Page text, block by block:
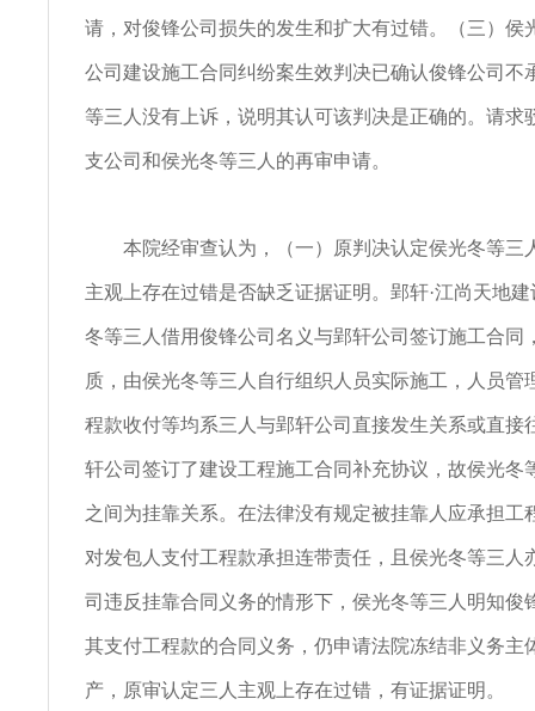
请，对俊锋公司损失的发生和扩大有过错。（三）侯
公司建设施工合同纠纷案生效判决已确认俊锋公司不
等三人没有上诉，说明其认可该判决是正确的。请求
支公司和侯光冬等三人的再审申请。
本院经审查认为，（一）原判决认定侯光冬等三
主观上存在过错是否缺乏证据证明。郢轩·江尚天地
冬等三人借用俊锋公司名义与郢轩公司签订施工合同
质，由侯光冬等三人自行组织人员实际施工，人员管
程款收付等均系三人与郢轩公司直接发生关系或直接
轩公司签订了建设工程施工合同补充协议，故侯光冬
之间为挂靠关系。在法律没有规定被挂靠人应承担工
对发包人支付工程款承担连带责任，且侯光冬等三人
司违反挂靠合同义务的情形下，侯光冬等三人明知俊
其支付工程款的合同义务，仍申请法院冻结非义务主
产，原审认定三人主观上存在过错，有证据证明。